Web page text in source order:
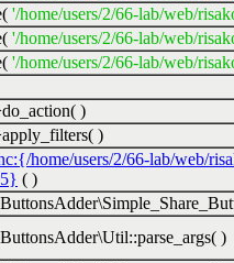
'/home/users/2/66-lab/web/
'/home/users/2/66-lab/web/
'/home/users/2/66-lab/web/
)
)
home/users/2/66-lab/web/
( )
)